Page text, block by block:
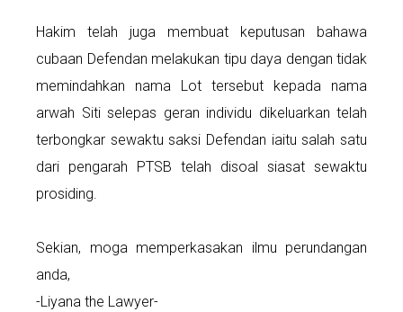
Hakim telah juga membuat keputusan bahawa
cubaan Defendan melakukan tipu daya dengan tidak
memindahkan nama Lot tersebut kepada nama
arwah Siti selepas geran individu dikeluarkan telah
terbongkar sewaktu saksi Defendan iaitu salah satu
dari pengarah PTSB telah disoal siasat sewaktu
prosiding.
Sekian, moga memperkasakan ilmu perundangan
anda,
-Liyana the Lawyer-